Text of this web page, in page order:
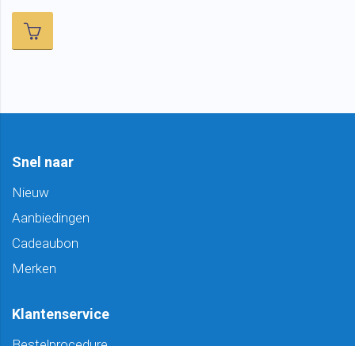
Snel naar
Nieuw
Aanbiedingen
Cadeaubon
Merken
Klantenservice